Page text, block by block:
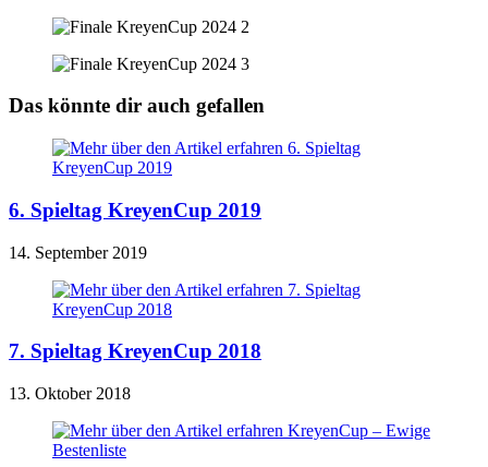
Das könnte dir auch gefallen
6. Spieltag KreyenCup 2019
14. September 2019
7. Spieltag KreyenCup 2018
13. Oktober 2018